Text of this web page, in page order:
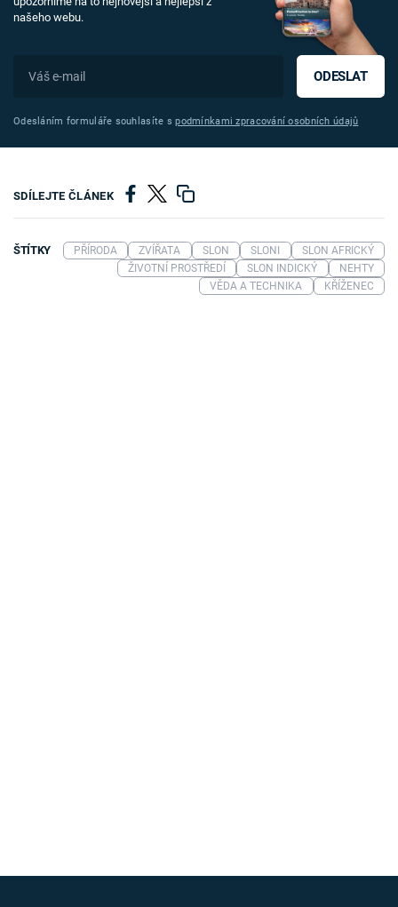
našeho webu.
ODESLAT
Odesláním formuláře souhlasíte spodmínkami zpracování osobních údajů
SDÍLEJTE ČLÁNEK
ŠTÍTKY PŘÍRODA ZVÍŘATA SLON SLONI
SLON AFRICKÝ
ŽIVOTNÍ PROSTŘEDÍ
SLON INDICKÝ
NEHTY
VĚDA A TECHNIKA
KŘÍŽENEC